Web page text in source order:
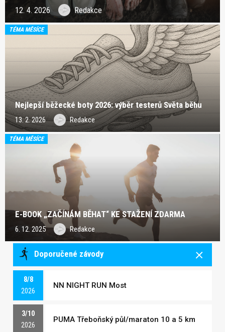
12. 4. 2026 Redakce
TÉMA MĚSÍCE
Nejlepší běžecké boty 2026: výběr testerů Světa běhu
13. 2. 2026 Redakce
TÉMA MĚSÍCE
E-BOOK „ZAČÍNÁM BĚHAT“ KE STAŽENÍ ZDARMA
6. 12. 2025 Redakce
Doporučené závody
8/8
2026
NN NIGHT RUN Most
3/10
2026
PUMA Třeboňský půl/maraton 10 a 5 km